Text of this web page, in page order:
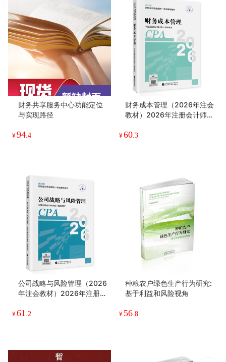
财务共享服务中心功能定位
与实现路径
¥94 .4
财务成本管理（2026年注会
教材）2026年注册会计师全
会 中国注册会计师协会组织
¥60 .3
公司战略与风险管理（2026
年注会教材）2026年注册会
CPA注会 中国注册会计师协
¥61 .2
种粮农户绿色生产行为研究:
基于利益和风险视角
¥ 56 .8